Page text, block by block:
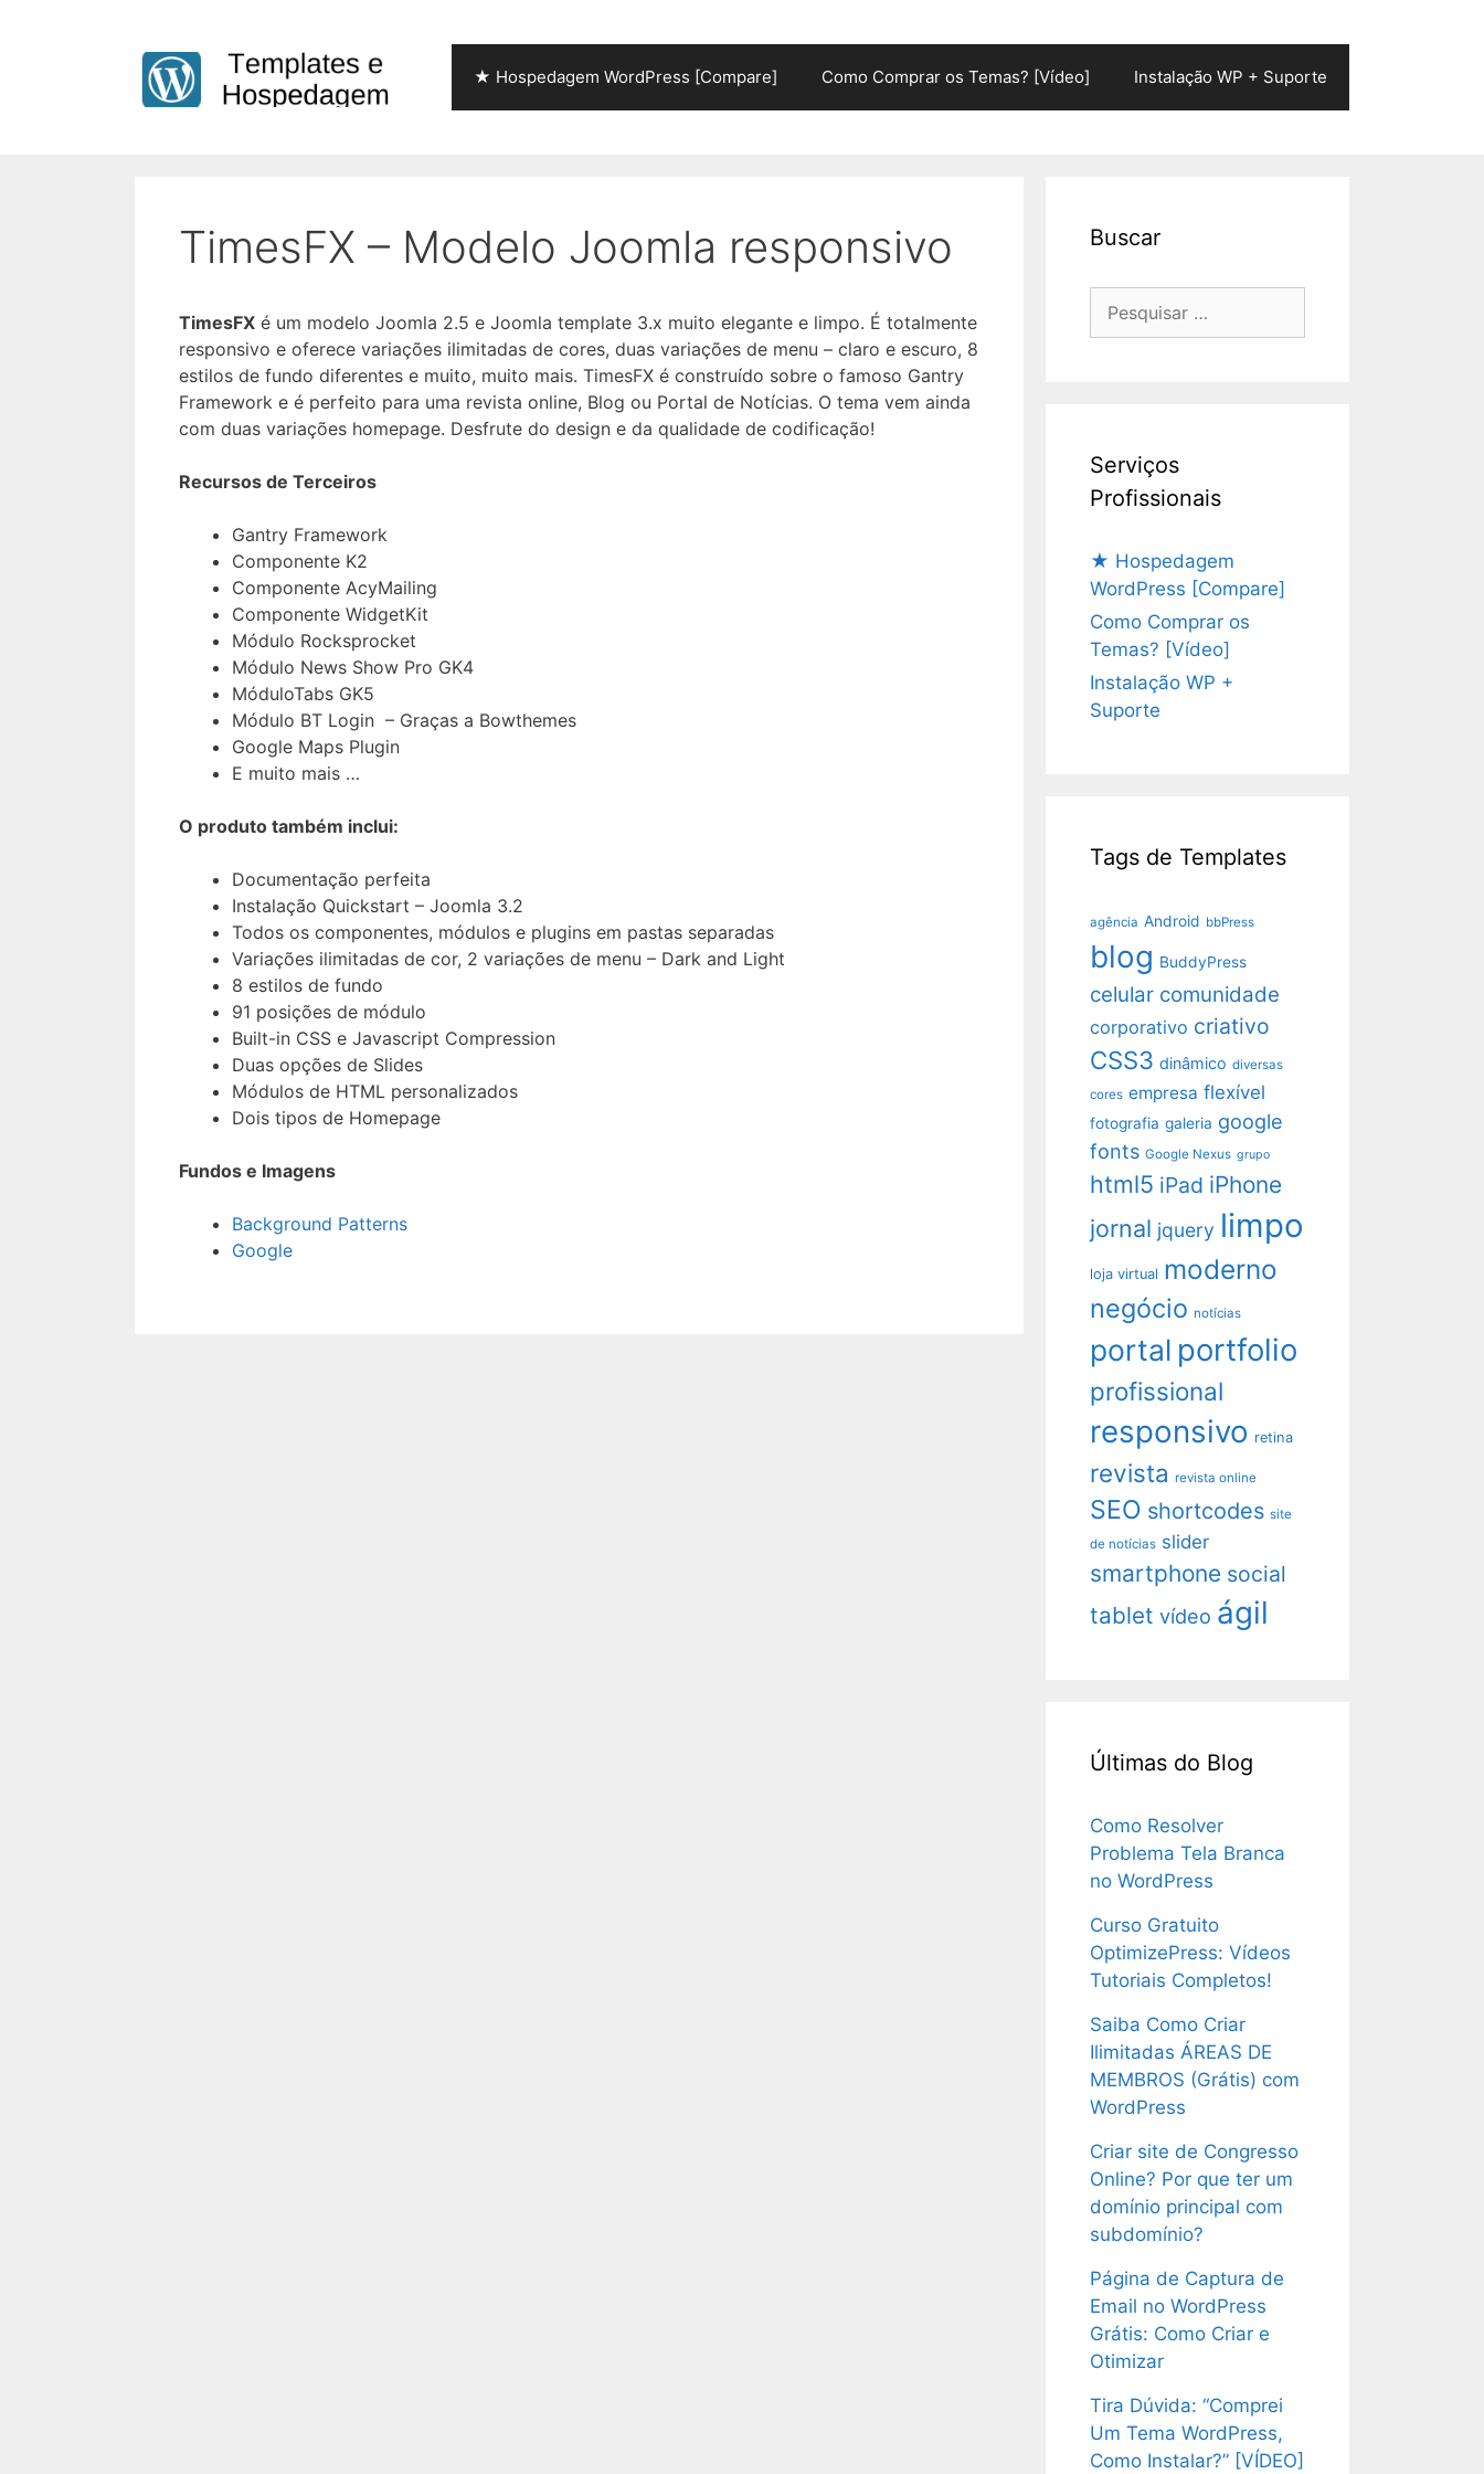
★ Hospedagem WordPress [Compare] Como Comprar os Temas? [Vídeo] Instalação WP + Suporte
TimesFX – Modelo Joomla responsivo
TimesFX é um modelo Joomla 2.5 e Joomla template 3.x muito elegante e limpo. É totalmente
responsivo e oferece variações ilimitadas de cores, duas variações de menu – claro e escuro, 8
estilos de fundo diferentes e muito, muito mais. TimesFX é construído sobre o famoso Gantry
Framework e é perfeito para uma revista online, Blog ou Portal de Notícias. O tema vem ainda
com duas variações homepage. Desfrute do design e da qualidade de codificação!
Recursos de Terceiros
Gantry Framework
Componente K2
Componente AcyMailing
Componente WidgetKit
Módulo Rocksprocket
Módulo News Show Pro GK4
MóduloTabs GK5
Módulo BT Login – Graças a Bowthemes
Google Maps Plugin
E muito mais …
O produto também inclui:
Documentação perfeita
Instalação Quickstart – Joomla 3.2
Todos os componentes, módulos e plugins em pastas separadas
Variações ilimitadas de cor, 2 variações de menu – Dark and Light
8 estilos de fundo
91 posições de módulo
Built-in CSS e Javascript Compression
Duas opções de Slides
Módulos de HTML personalizados
Dois tipos de Homepage
Fundos e Imagens
Background Patterns
Google
Buscar
Serviços
Profissionais
★ Hospedagem
WordPress [Compare]
Como Comprar os
Temas? [Vídeo]
Instalação WP +
Suporte
Tags de Templates
agência Android bbPress
blog BuddyPress
celular comunidade
corporativo criativo
CSS3 dinâmico diversas
cores empresa flexível
fotografia galeria google
fonts Google Nexus grupo
html5 iPad iPhone
jornal jquery limpo
loja virtual moderno
negócio notícias
portal portfolio
profissional
responsivo retina
revista revista online
SEO shortcodes site
de notícias slider
smartphone social
tablet vídeo ágil
Últimas do Blog
Como Resolver
Problema Tela Branca
no WordPress
Curso Gratuito
OptimizePress: Vídeos
Tutoriais Completos!
Saiba Como Criar
Ilimitadas ÁREAS DE
MEMBROS (Grátis) com
WordPress
Criar site de Congresso
Online? Por que ter um
domínio principal com
subdomínio?
Página de Captura de
Email no WordPress
Grátis: Como Criar e
Otimizar
Tira Dúvida: “Comprei
Um Tema WordPress,
Como Instalar?” [VÍDEO]